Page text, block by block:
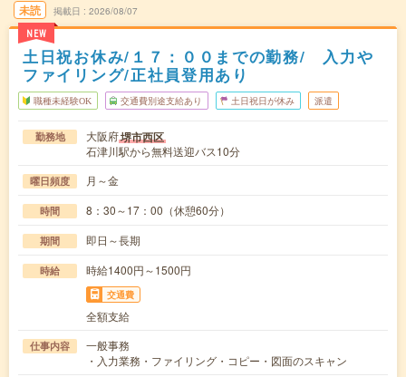
未読
NEW
掲載日 2026/08/07
土日祝お休み/１７：００までの勤務/ 入力や
ファイリング/正社員登用あり
職種未経験OK 交通費別途支給あり 土日祝日が休み 派遣
勤務地 大阪府堺市西区
石津川駅から無料送迎バス10分
曜日頻度 月～金
時間 8：30～17：00（休憩60分）
期間 即日～長期
時給 時給1400円～1500円
交通費
全額支給
仕事内容
一般事務
・入力業務・ファイリング・コピー・図面のスキャン